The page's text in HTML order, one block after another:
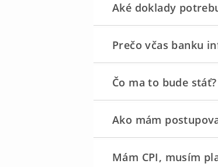
Aké doklady
Prečo včas banku
Čo ma to bude stáť?
Ako mám
Mám CPI, musím